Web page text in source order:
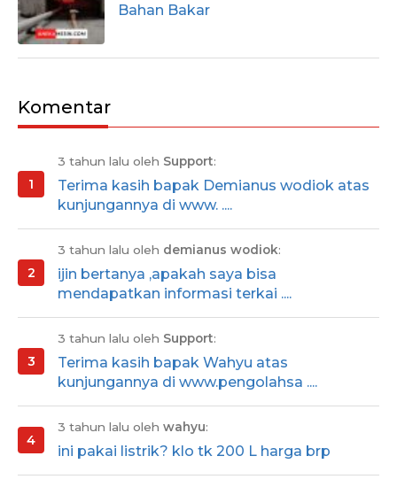
Bahan Bakar
Komentar
3 tahun lalu oleh Support:
Terima kasih bapak Demianus wodiok atas
kunjungannya di www. ....
3 tahun lalu oleh demianus wodiok:
ijin bertanya ,apakah saya bisa
mendapatkan informasi terkai ....
3 tahun lalu oleh Support:
Terima kasih bapak Wahyu atas
kunjungannya di www.pengolahsa ....
3 tahun lalu oleh wahyu:
ini pakai listrik? klo tk 200 L harga brp